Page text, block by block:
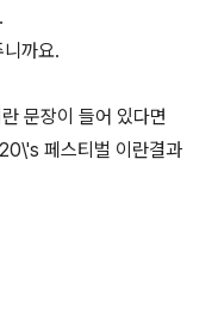
까요.
문장이 들어 있다면
페스티벌 이란결과